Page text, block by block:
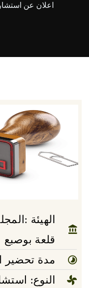
اعلان عن استشارة رقم 18 للمرة
الهيئة
قلعة بوصبع
مدة تحضير
النوع: